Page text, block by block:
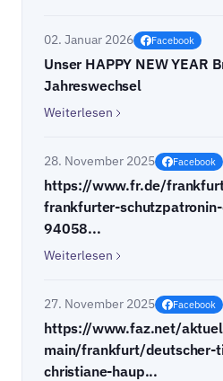
02. Januar 2026 Facebook
Unser HAPPY NEW YEAR
Jahreswechsel
Weiterlesen
28. November 2025 Facebook
https://www.fr.de/
frankfurter-
94058...
Weiterlesen
27. November 2025 Facebook
https://www.faz.net/
main/frankfurt/deutscher-
christiane-haup...